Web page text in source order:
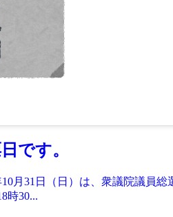
です。
月31日（日）は、衆議院議員
時30...